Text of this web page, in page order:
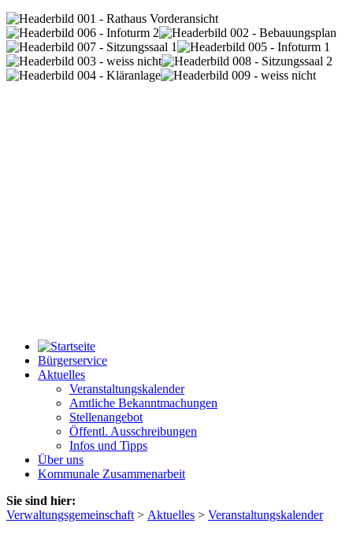
Bürgerservice
Aktuelles
Veranstaltungskalender
Amtliche Bekanntmachungen
Stellenangebot
Öffentl. Ausschreibungen
Infos und Tipps
Über uns
Kommunale Zusammenarbeit
Sie sind hier:
Verwaltungsgemeinschaft > Aktuelles > Veranstaltungskalender